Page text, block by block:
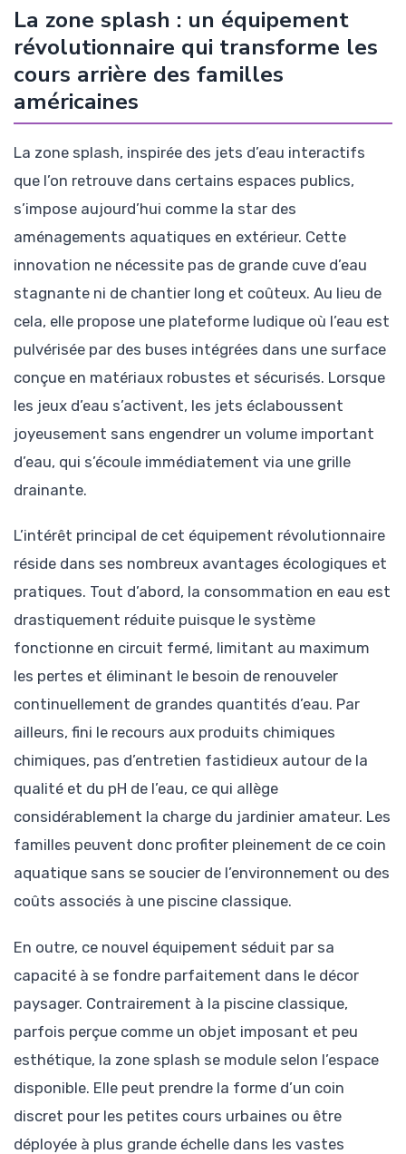
La zone splash : un équipement
révolutionnaire qui transforme les
cours arrière des familles
américaines
La zone splash, inspirée des jets d’eau interactifs
que l’on retrouve dans certains espaces publics,
s’impose aujourd’hui comme la star des
aménagements aquatiques en extérieur. Cette
innovation ne nécessite pas de grande cuve d’eau
stagnante ni de chantier long et coûteux. Au lieu de
cela, elle propose une plateforme ludique où l’eau est
pulvérisée par des buses intégrées dans une surface
conçue en matériaux robustes et sécurisés. Lorsque
les jeux d’eau s’activent, les jets éclaboussent
joyeusement sans engendrer un volume important
d’eau, qui s’écoule immédiatement via une grille
drainante.
L’intérêt principal de cet équipement révolutionnaire
réside dans ses nombreux avantages écologiques et
pratiques. Tout d’abord, la consommation en eau est
drastiquement réduite puisque le système
fonctionne en circuit fermé, limitant au maximum
les pertes et éliminant le besoin de renouveler
continuellement de grandes quantités d’eau. Par
ailleurs, fini le recours aux produits chimiques
chimiques, pas d’entretien fastidieux autour de la
qualité et du pH de l’eau, ce qui allège
considérablement la charge du jardinier amateur. Les
familles peuvent donc profiter pleinement de ce coin
aquatique sans se soucier de l’environnement ou des
coûts associés à une piscine classique.
En outre, ce nouvel équipement séduit par sa
capacité à se fondre parfaitement dans le décor
paysager. Contrairement à la piscine classique,
parfois perçue comme un objet imposant et peu
esthétique, la zone splash se module selon l’espace
disponible. Elle peut prendre la forme d’un coin
discret pour les petites cours urbaines ou être
déployée à plus grande échelle dans les vastes